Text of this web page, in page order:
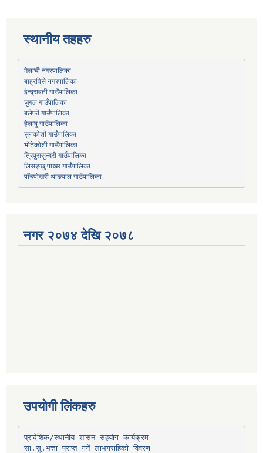
स्थानीय तहहरु
मेलम्ची नगरपालिका
बाह्रविसे नगरपालिका
ईन्द्रावती गाउँपालिका
जुगल गाउँपालिका
बलेफी गाउँपालिका
हेलम्बु गाउँपालिका
सुनकोशी गाउँपालिका
भोटेकोशी गाउँपालिका
त्रिपुरासुन्दरी गाउँपालिका
लिसङ्खु पाखर गाउँपालिका
पाँचपोखरी थाङपाल गाउँपालिका
नगर २०७४ देखि २०७८
उपयोगी लिंकहरु
प्रादेशिक/स्थानीय शासन सहयोग कार्यक्रम
सा.सु.भत्ता प्राप्त गर्ने लाभग्राहिको विवरण